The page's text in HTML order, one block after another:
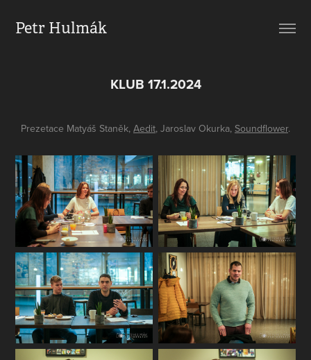
Petr Hulmák
KLUB 17.1.2024
Prezetace Matyáš Staněk, Aedit, Jaroslav Okurka, Soundflower.